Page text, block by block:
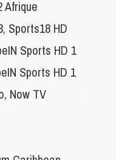
Afrique
Sports18 HD
Sports HD 1
Sports HD 1
Now TV